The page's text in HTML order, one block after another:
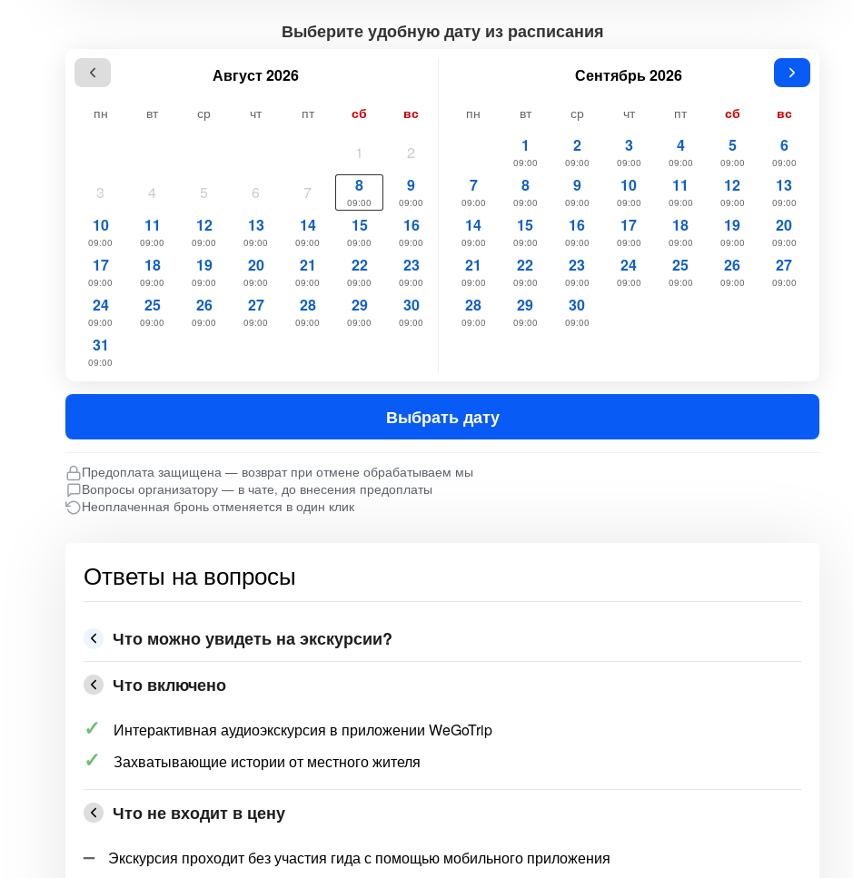
Выберите удобную дату из расписания
Август 2026
пн вт ср чт пт сб вс
1
2
3
4 5 6 7 8
09:00
9
09:00
10
09:00
11
09:00
12
09:00
13
09:00
14
09:00
15
09:00
16
09:00
17
09:00
18
09:00
19
09:00
20
09:00
21
09:00
22
09:00
23
09:00
24
09:00
25
09:00
26
09:00
27
09:00
28
09:00
29
09:00
30
09:00
31
09:00
Сентябрь 2026
пн вт ср чт пт сб вс
1
09:00
2
09:00
3
09:00
4
09:00
5
09:00
6
09:00
7
09:00
8
09:00
9
09:00
10
09:00
11
09:00
12
09:00
13
09:00
14
09:00
15
09:00
16
09:00
17
09:00
18
09:00
19
09:00
20
09:00
21
09:00
22
09:00
23
09:00
24
09:00
25
09:00
26
09:00
27
09:00
28
09:00
29
09:00
30
09:00
Выбрать дату
Предоплата защищена — возврат при отмене обрабатываем мы
Вопросы организатору — в чате, до внесения предоплаты
Неоплаченная бронь отменяется в один клик
Ответы на вопросы
Что можно увидеть на экскурсии?
Что включено
Интерактивная аудиоэкскурсия в приложении WeGoTrip
Захватывающие истории от местного жителя
Что не входит в цену
Экскурсия проходит без участия гида с помощью мобильного приложения